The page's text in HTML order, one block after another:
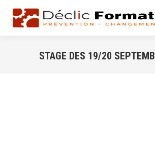
STAGE DES 19/20